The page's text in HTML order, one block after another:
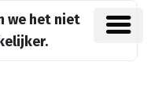
we het niet